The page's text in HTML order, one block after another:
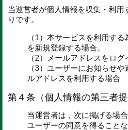
当運営者が個人情報を収集・利用
りです。
（1）本サービスを利用す
を新規登録する場合。
（2）メールアドレスをログ
（3）ユーザーにお知らせ
ルアドレスを利用する場合
第４条（個人情報の第三者提
当運営者は，次に掲げる場
ユーザーの同意を得ること